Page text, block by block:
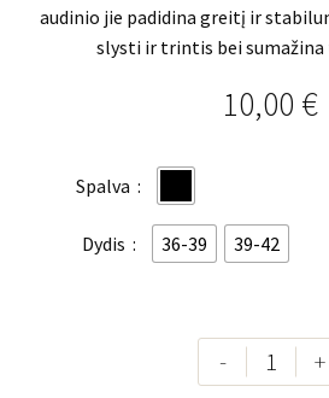
audinio jie padidina greitį ir
slysti ir trintis bei
10,00 €
Spalva
Dydis 36-39 39-42
-
produkto
kiekis:
+